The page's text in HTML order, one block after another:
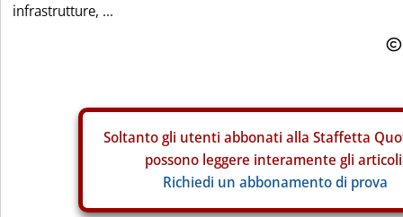
infrastrutture, ...
Soltanto gli utenti abbonati alla Staffetta
possono leggere interamente gli
Richiedi un abbonamento di prova